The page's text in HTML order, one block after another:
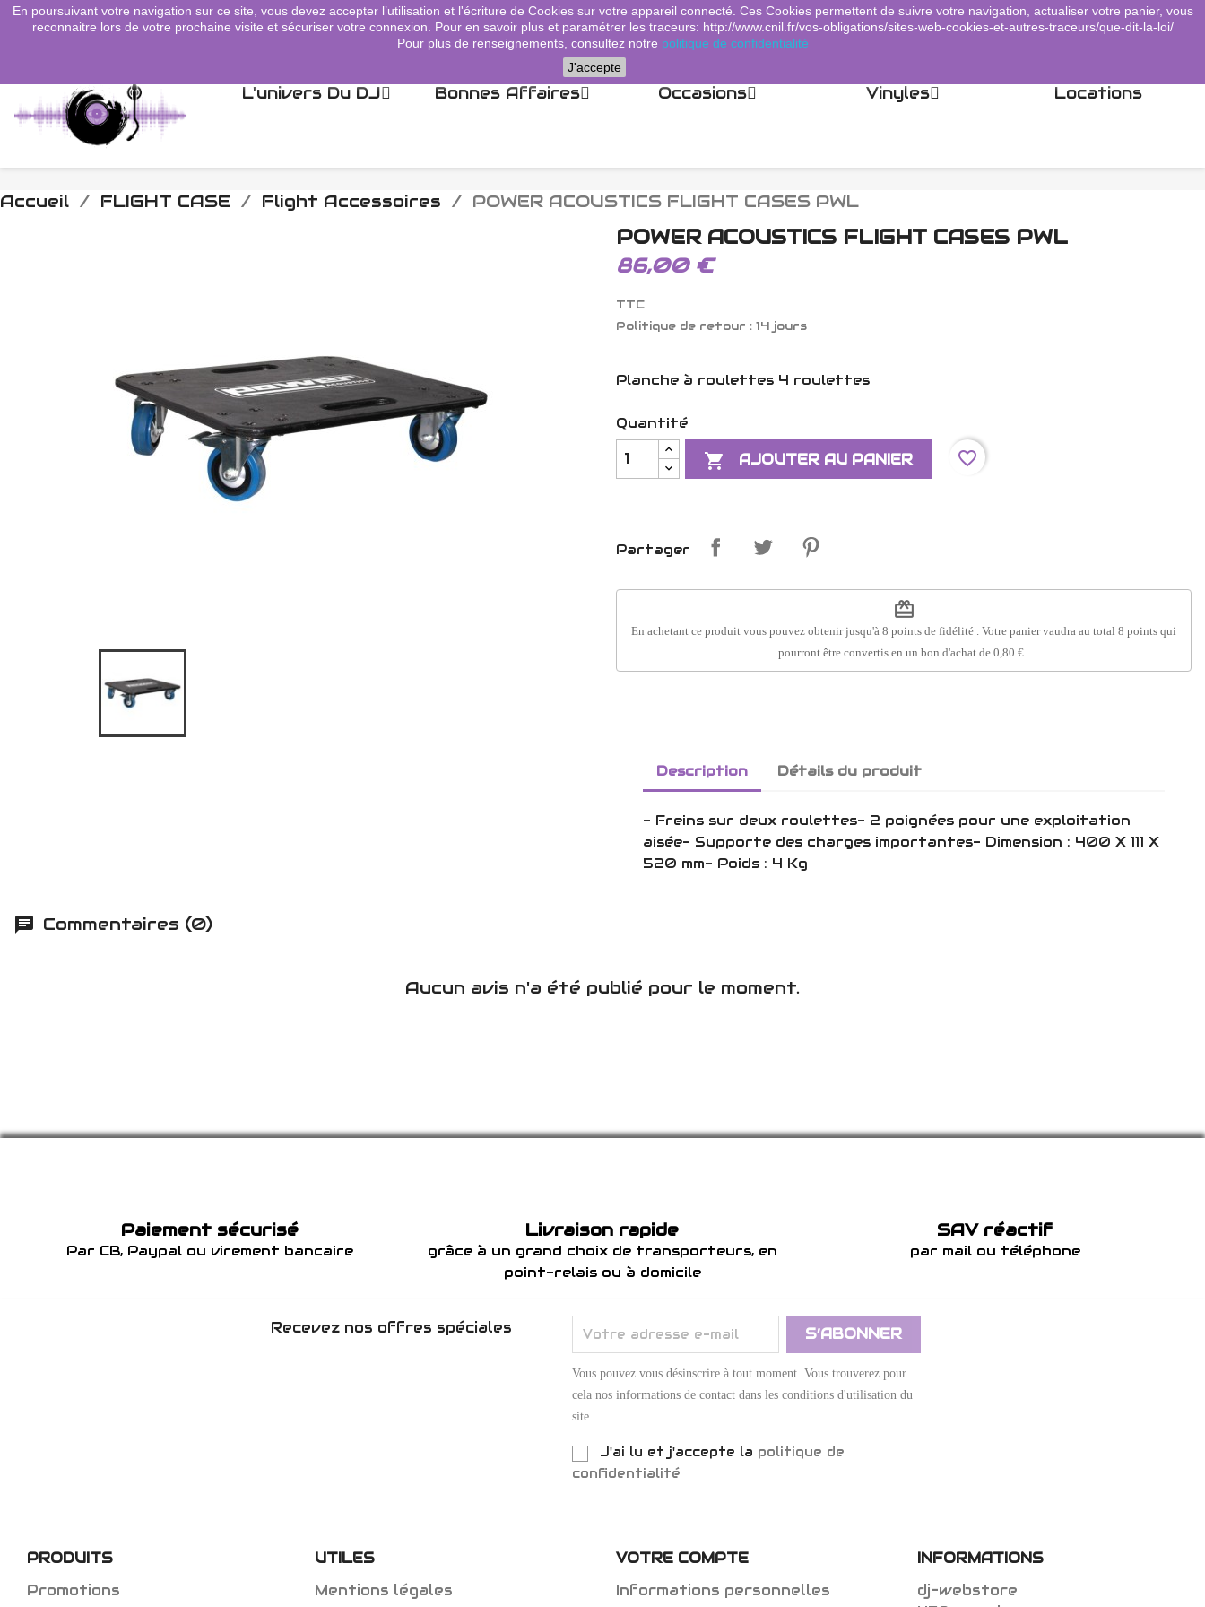
search  Connexion shopping_cart Panier (0)
L'univers Du DJ Bonnes Affaires Occasions Vinyles Locations
Accueil FLIGHT CASE Flight Accessoires POWER ACOUSTICS FLIGHT CASES PWL
POWER ACOUSTICS FLIGHT CASES PWL
86,00 €
TTC
Politique de retour : 14 jours
Planche à roulettes 4 roulettes
Quantité
 AJOUTER AU PANIER favorite_border
Partager
redeem
En achetant ce produit vous pouvez obtenir jusqu'à 8 points de fidélité . Votre panier vaudra au total 8 points qui
pourront être convertis en un bon d'achat de 0,80 €
Description Détails du produit
- Freins sur deux roulettes- 2 poignées pour une exploitation
aisée- Supporte des charges importantes- Dimension : 400 X 111 X
520 mm- Poids : 4 Kg
Commentaires (0)
Aucun avis n'a été publié pour le moment.
Paiement sécurisé
Par CB, Paypal ou virement bancaire
Livraison rapide
grâce à un grand choix de transporteurs, en
point-relais ou à domicile
SAV réactif
par mail ou téléphone
Recevez nos offres spéciales
Vous pouvez vous désinscrire à tout moment. Vous trouverez pour
cela nos informations de contact dans les conditions d'utilisation du
site.
J'ai lu et j'accepte la politique de
confidentialité
PRODUITS
Promotions
UTILES
Mentions légales
VOTRE COMPTE
Informations personnelles
INFORMATIONS
dj-webstore
En poursuivant votre navigation sur ce site, vous devez accepter l’utilisation et l'écriture de Cookies sur votre appareil connecté. Ces Cookies permettent de suivre votre navigation, actualiser votre panier, vous
reconnaitre lors de votre prochaine visite et sécuriser votre connexion. Pour en savoir plus et paramétrer les traceurs: http://www.cnil.fr/vos-obligations/sites-web-cookies-et-autres-traceurs/que-dit-la-loi/
Pour plus de renseignements, consultez notre politique de confidentialité
J'accepte